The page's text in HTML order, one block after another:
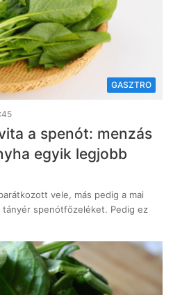
GASZTRO
a spenót: menzás
egyik legjobb
vele, más pedig a mai
spenótfőzeléket. Pedig ez